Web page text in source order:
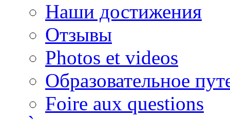
Наши достижения
Отзывы
Photos et videos
Образовательное
Foire aux questions